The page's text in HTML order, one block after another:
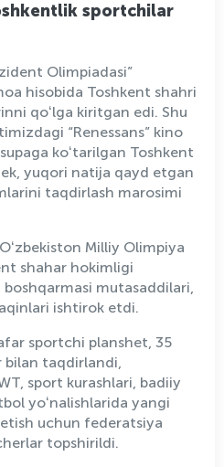
sportchilar
Olimpiadasi”
hisobida Toshkent shahri
qoʻlga kiritgan edi. Shu
“Renessans” kino
koʻtarilgan Toshkent
yuqori natija qayd etgan
taqdirlash marosimi
Milliy Olimpiya
shahar hokimligi
mutasaddilari,
ishtirok etdi.
sportchi planshet, 35
bilan taqdirlandi,
sport kurashlari, badiiy
yoʻnalishlarida yangi
uchun federatsiya
topshirildi.